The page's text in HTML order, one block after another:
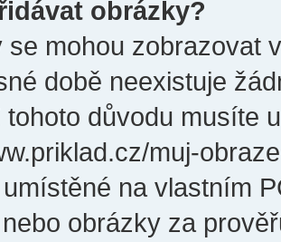
obrázky?
se mohou zobrazovat
době neexistuje
tohoto důvodu musíte
muj-
na vlastním
obrázky za